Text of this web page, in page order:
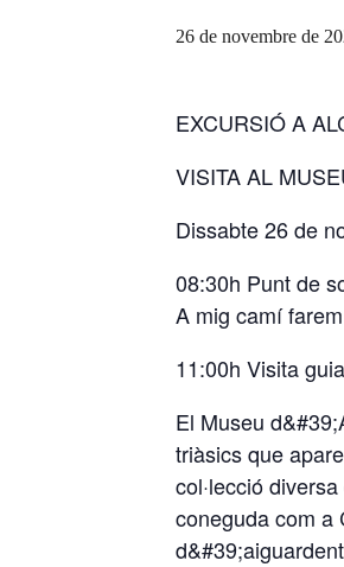
26 de novembre de
EXCURSIÓ A
VISITA AL
Dissabte 26 de
08:30h Punt de
A mig camí
11:00h Visita
El Museu
triàsics que
col·lecció
coneguda com a